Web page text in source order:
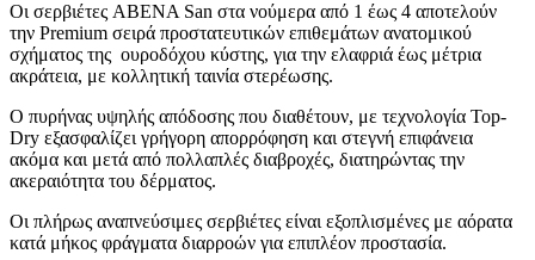
Οι σερβιέτες ABENA San στα νούμερα από 1 έως 4 αποτελούν
την Premium σειρά προστατευτικών επιθεμάτων ανατομικού
σχήματος της ουροδόχου κύστης, για την ελαφριά έως μέτρια
ακράτεια, με κολλητική ταινία στερέωσης.
Ο πυρήνας υψηλής απόδοσης που διαθέτουν, με τεχνολογία Top-
Dry εξασφαλίζει γρήγορη απορρόφηση και στεγνή επιφάνεια
ακόμα και μετά από πολλαπλές διαβροχές, διατηρώντας την
ακεραιότητα του δέρματος.
Οι πλήρως αναπνεύσιμες σερβιέτες είναι εξοπλισμένες με αόρατα
κατά μήκος φράγματα διαρροών για επιπλέον προστασία.